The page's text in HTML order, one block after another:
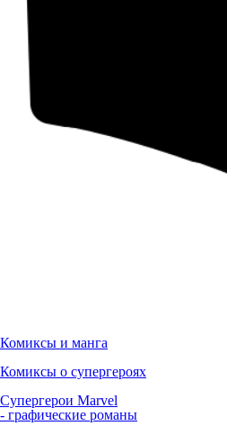
Комиксы и манга
Комиксы о супергероях
Супергерои Marvel
- графические романы